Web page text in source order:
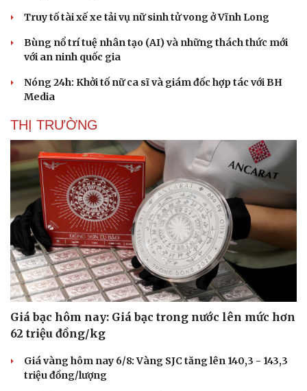
Du lịch
Tư vấn
check-in
Podcast
Kể chuyện cho bé
Hạt giống tâm hồn
Truy tố tài xế xe tải vụ nữ sinh tử vong ở Vĩnh Long
Bùng nổ trí tuệ nhân tạo (AI) và những thách thức mới
với an ninh quốc gia
Nóng 24h: Khởi tố nữ ca sĩ và giám đốc hợp tác với BH
Media
THỊ TRƯỜNG
Giá bạc hôm nay: Giá bạc trong nước lên mức hơn
62 triệu đồng/kg
Giá vàng hôm nay 6/8: Vàng SJC tăng lên 140,3 - 143,3
triệu đồng/lượng